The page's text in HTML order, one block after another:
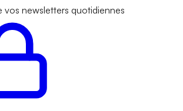
vos newsletters quotidiennes